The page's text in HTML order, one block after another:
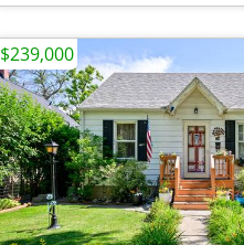
$239,000